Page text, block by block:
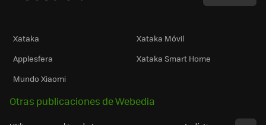
Xataka
Xataka Móvil
Applesfera
Xataka Smart Home
Mundo Xiaomi
Otras publicaciones de Webedia